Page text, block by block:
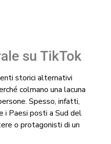
su TikTok
storici alternativi
colmano una lacuna
Spesso, infatti,
i Paesi posti a Sud del
o protagonisti di un